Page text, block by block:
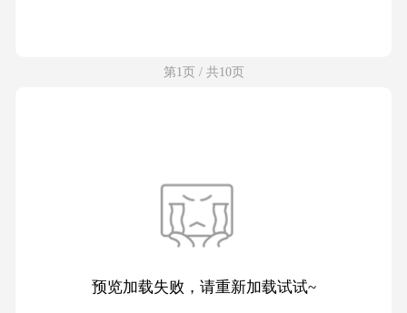
第1页 / 共10页
预览加载失败，请重新加载试试~